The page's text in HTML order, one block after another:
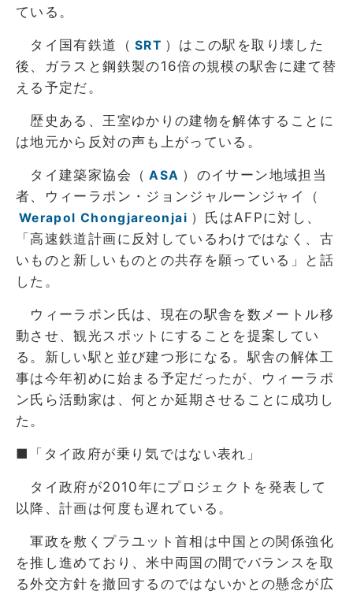
ている。
タイ国有鉄道（ SRT ）はこの駅を取り壊した
後、ガラスと鋼鉄製の16倍の規模の駅舎に建て替
える予定だ。
歴史ある、王室ゆかりの建物を解体することに
は地元から反対の声も上がっている。
タイ建築家協会（ ASA ）のイサーン地域担当
者、ウィーラポン・ジョンジャルーンジャイ（
Werapol Chongjareonjai ）氏はAFPに対し、
「高速鉄道計画に反対しているわけではなく、古
いものと新しいものとの共存を願っている」と話
した。
ウィーラポン氏は、現在の駅舎を数メートル移
動させ、観光スポットにすることを提案してい
る。新しい駅と並び建つ形になる。駅舎の解体工
事は今年初めに始まる予定だったが、ウィーラポ
ン氏ら活動家は、何とか延期させることに成功し
た。
■「タイ政府が乗り気ではない表れ」
タイ政府が2010年にプロジェクトを発表して
以降、計画は何度も遅れている。
軍政を敷くプラユット首相は中国との関係強化
を推し進めており、米中両国の間でバランスを取
る外交方針を撤回するのではないかとの懸念が広